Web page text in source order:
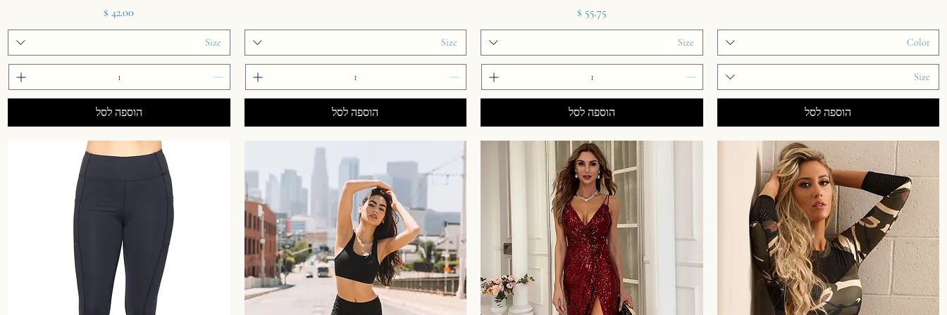
Color
Size
הוספה לסל
מחיר
Size
הוספה לסל
Size
הוספה לסל
מחיר
Size
הוספה לסל